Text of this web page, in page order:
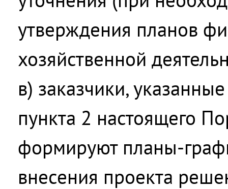
утверждения планов
хозяйственной
в) заказчики,
пункта 2 настоящего
формируют планы-
внесения проекта